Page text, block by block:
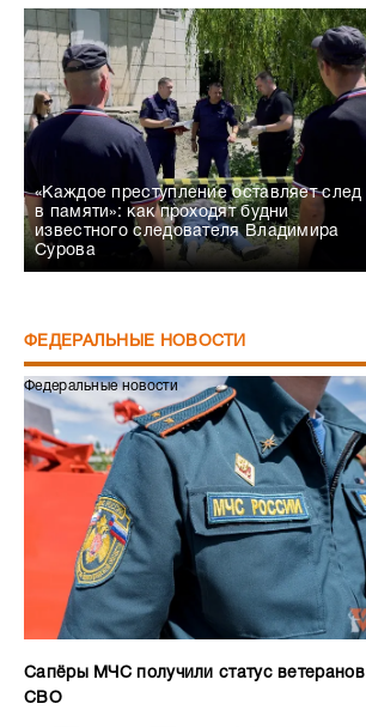
«Каждое преступление оставляет след
в памяти»: как проходят будни
известного следователя Владимира
Сурова
ФЕДЕРАЛЬНЫЕ НОВОСТИ
Федеральные новости
Сапёры МЧС получили статус ветеранов
СВО